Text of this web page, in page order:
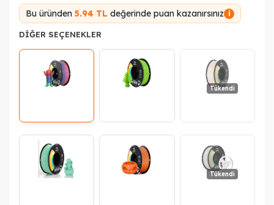
Bu üründen 5.94 TL değerinde puan kazanırsınız i
DIĞER SEÇENEKLER
Tükendi
Tükendi